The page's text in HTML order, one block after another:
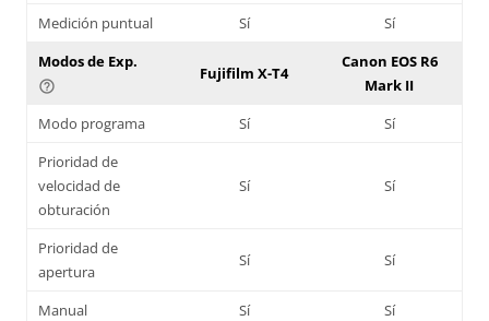
Medición puntual
Sí
Sí
Modos de Exp.
help_outline
Fujifilm X-T4
Canon EOS R6
Mark II
Modo programa
Sí
Sí
Prioridad de
velocidad de
obturación
Sí Sí
Prioridad de
apertura
Sí Sí
Manual Sí Sí